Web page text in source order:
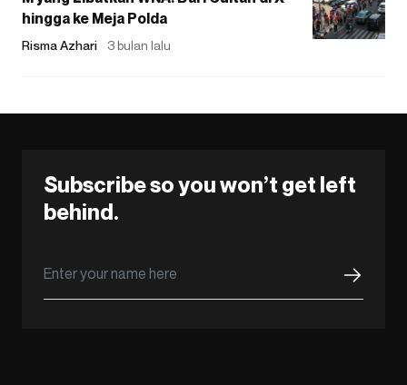
hingga ke Meja Polda
Risma Azhari 3 bulan lalu
Subscribe so you won’t get left
behind.